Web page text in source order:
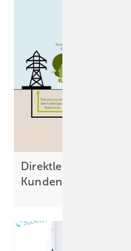
Direktleitung:
Kundenanlage